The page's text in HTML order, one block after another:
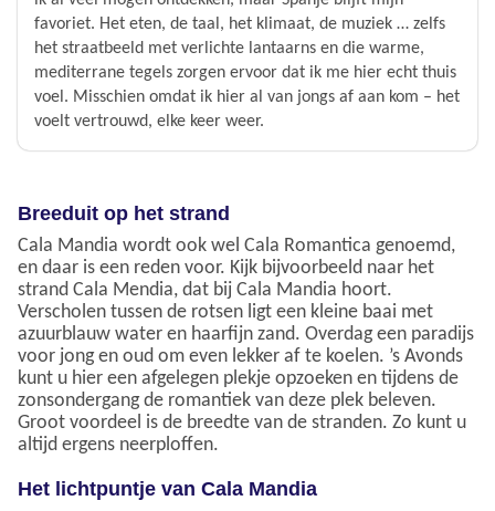
favoriet. Het eten, de taal, het klimaat, de muziek … zelfs
het straatbeeld met verlichte lantaarns en die warme,
mediterrane tegels zorgen ervoor dat ik me hier echt thuis
voel. Misschien omdat ik hier al van jongs af aan kom – het
voelt vertrouwd, elke keer weer.
Breeduit op het strand
Cala Mandia wordt ook wel Cala Romantica genoemd,
en daar is een reden voor. Kijk bijvoorbeeld naar het
strand Cala Mendia, dat bij Cala Mandia hoort.
Verscholen tussen de rotsen ligt een kleine baai met
azuurblauw water en haarfijn zand. Overdag een paradijs
voor jong en oud om even lekker af te koelen. ’s Avonds
kunt u hier een afgelegen plekje opzoeken en tijdens de
zonsondergang de romantiek van deze plek beleven.
Groot voordeel is de breedte van de stranden. Zo kunt u
altijd ergens neerploffen.
Het lichtpuntje van Cala Mandia